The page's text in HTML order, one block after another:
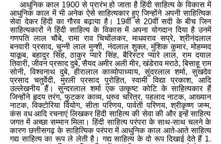
आधुनिक काल 1900 से प्रारंभ हो जाता है हिंदी साहित्य के विकास में
आधुनिक काल में भी अनेक ऐसे साहित्यकार हुए जिन्होंने अपनी साहित्यिक
सेवा देकर हिंदी का गौरव बढ़ाया है। 19वीं से 20वीं सदी के बीच जिन
साहित्यकारों ने हिंदी साहित्य के विकास में अपना योगदान दिया है उनमें
गणपति लाल चौबे, रामा राव चिचोंलकर, माधवराव सप्रे, श्रीनंदलाल
बनवारी प्रसाद, चुन्नी लाल मुन्शी, नंदलाल शुक्ल, मुंशिक कुमार, मोहम्मद
याकूब, बहादुर सिंह, ठाकुर प्यारे सिंह, बैरिस्टर प्यारे लाल, राम दयाल
तिवारी, जीवन प्रसाद दुबे, सैयद अमीर अली मीर, खंडेराव मराठे, बिसाहू राम
सोनी, विश्वनाथ दुबे, हीरालाल काव्योपाध्याय, सुंदरलाल शर्मा, सुखदेव
प्रसाद चतुर्वेदी, मुरली प्रसाद पुरोहित, स्वामी विद्या प्रकाश, आदि
उल्लेखनीय हैं। सुन्दरलाल शर्मा एक उत्कृष्ट कोटि के साहित्यकार हैं
जिन्होंने हृदय तरंग, फुटकर काव्य, ध्रुव चरित्र, पहलाद नाटक, आख्यान
नाटक, विक्टोरिया वियोग, सीता परिणय, पार्वती परिणय, श्रीकृष्ण जन्म,
कंस वध आदि रचनाएं लिखकर हिंदी साहित्य की सेवा की और इन्हें साहित्य
जगत में अच्छा सम्मान मिला। हिंदी साहित्य परंपरा के साथ-साथ चलने के
कारण छत्तीसगढ़ के साहित्यिक परंपरा में आधुनिक काल आते-आते साहित्य
गद्य साहित्य का रूप ले लेती है। गद्य साहित्य के दो रूप दिखाई देते हैं 1.